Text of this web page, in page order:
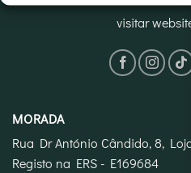
visitar
MORADA
Rua Dr António Cândido, 8,
Registo na ERS - E169684